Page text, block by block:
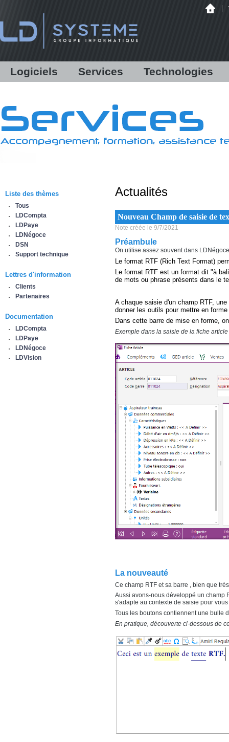
Logiciels
LDPaye
LDNégoce
Modules additionnels
Services
Formations
Support
Assistance en ligne /
Technologies
Infrastructure
Matériels
Hébergement
Sauvegarde déportée
Infogérance
Liste des thèmes
Tous
LDCompta
LDPaye
LDNégoce
DSN
Support technique
Lettres d'information
Clients
Partenaires
Documentation
LDCompta
LDPaye
LDNégoce
LDVision
Actualités
Nouveau Champ de saisie de
Note créée le 9/7/2021
Préambule
On utilise assez souvent dans
Le format RTF (Rich Text Format)
Le format RTF est un format dit "à
de mots ou phrase présents dans le
A chaque saisie d'un champ RTF,
donner les outils pour mettre en
Dans cette barre de mise en forme,
Exemple dans la saisie de la fiche article
La nouveauté
Ce champ RTF et sa barre , bien que
Aussi avons-nous développé un champ
s'adapte au contexte de saisie pour
Tous les boutons contiennent une bulle
En pratique, découverte ci-dessous de